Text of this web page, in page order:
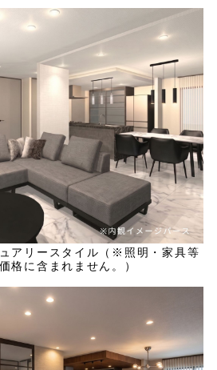
アリースタイル（※照明・家具等
格に含まれません。）